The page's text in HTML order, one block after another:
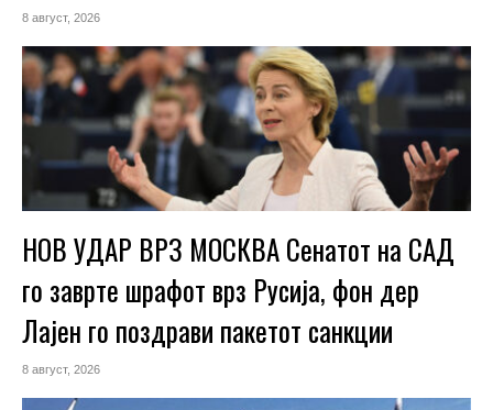
8 август, 2026
НОВ УДАР ВРЗ МОСКВА Сенатот на САД
го заврте шрафот врз Русија, фон дер
Лајен го поздрави пакетот санкции
8 август, 2026